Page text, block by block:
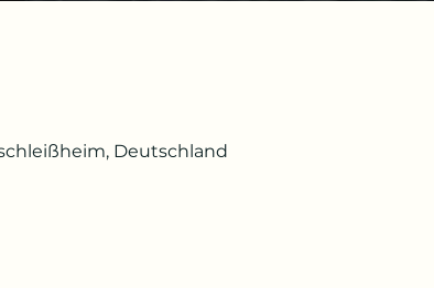
Deutschland